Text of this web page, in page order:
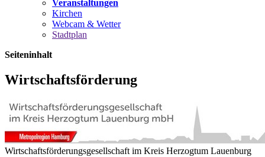
Veranstaltungen
Kirchen
Webcam & Wetter
Stadtplan
Seiteninhalt
Wirtschaftsförderung
Wirtschaftsförderungsgesellschaft im Kreis Herzogtum Lauenburg